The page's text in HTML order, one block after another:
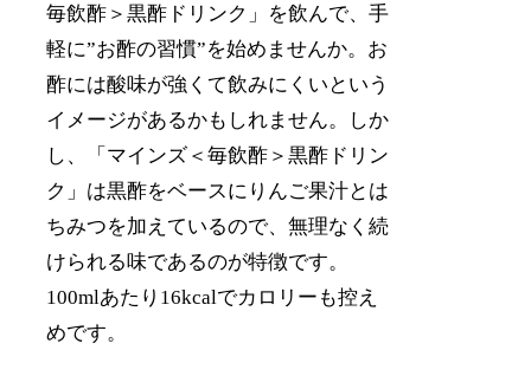
毎飲酢＞黒酢ドリンク」を飲んで、手
軽に”お酢の習慣”を始めませんか。お
酢には酸味が強くて飲みにくいという
イメージがあるかもしれません。しか
し、「マインズ＜毎飲酢＞黒酢ドリン
ク」は黒酢をベースにりんご果汁とは
ちみつを加えているので、無理なく続
けられる味であるのが特徴です。
100mlあたり16kcalでカロリーも控え
めです。